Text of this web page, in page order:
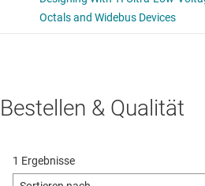
Bestellen & Qualität